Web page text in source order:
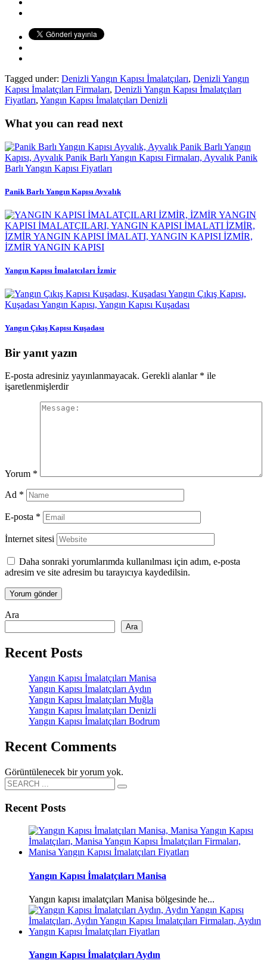
Tagged under: Denizli Yangın Kapısı İmalatçıları, Denizli Yangın
Kapısı İmalatçıları Firmaları, Denizli Yangın Kapısı İmalatçıları
Fiyatları, Yangın Kapısı İmalatçıları Denizli
What you can read next
Panik Barlı Yangın Kapısı Ayvalık
Yangın Kapısı İmalatcıları İzmir
Yangın Çıkış Kapısı Kuşadası
Bir yanıt yazın
E-posta adresiniz yayınlanmayacak. Gerekli alanlar * ile
işaretlenmişlerdir
Yorum *
Ad *
E-posta *
İnternet sitesi
Daha sonraki yorumlarımda kullanılması için adım, e-posta
adresim ve site adresim bu tarayıcıya kaydedilsin.
Ara
Ara
Recent Posts
Yangın Kapısı İmalatçıları Manisa
Yangın Kapısı İmalatçıları Aydın
Yangın Kapısı İmalatçıları Muğla
Yangın Kapısı İmalatçıları Denizli
Yangın Kapısı İmalatçıları Bodrum
Recent Comments
Görüntülenecek bir yorum yok.
Recent Posts
Yangın Kapısı İmalatçıları Manisa
Yangın kapısı imalatçıları Manisa bölgesinde he...
Yangın Kapısı İmalatçıları Aydın